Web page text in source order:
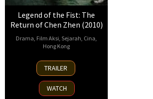
Legend of the Fist: The
Return of Chen Zhen (2010)
Drama Film Aksi Sejarah Cina
Hong Kong
1
Sep
2010
Andrew
Lau
Ho
Yiu-
TRAILER
WATCH